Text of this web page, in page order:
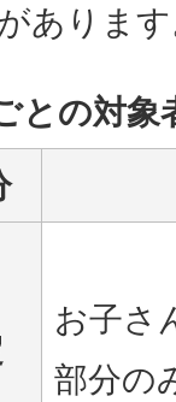
あります
との対象
お子さ
部分の